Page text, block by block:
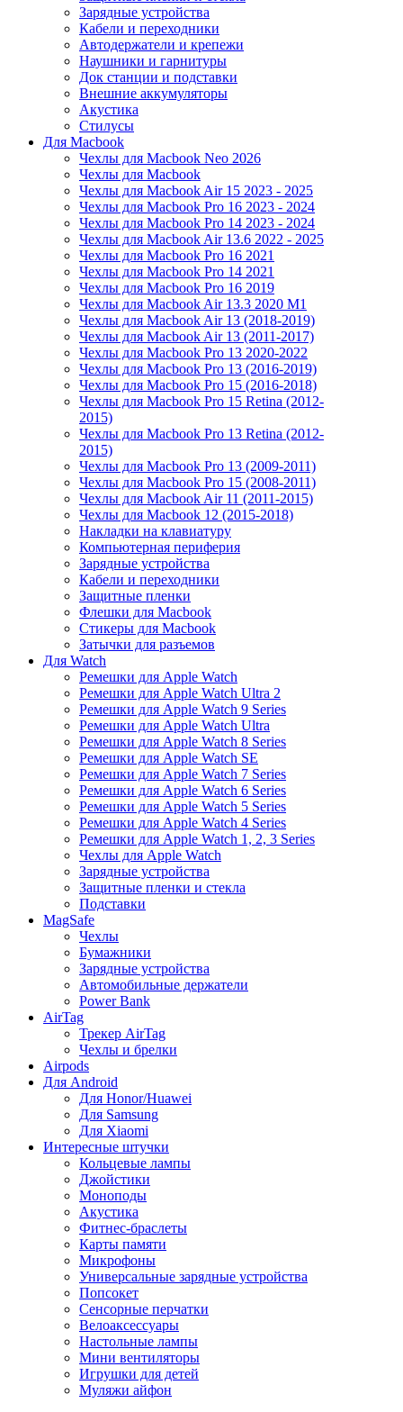
Зарядные устройства
Кабели и переходники
Автодержатели и крепежи
Наушники и гарнитуры
Док станции и подставки
Внешние аккумуляторы
Акустика
Стилусы
Для Macbook
Чехлы для Macbook Neo 2026
Чехлы для Macbook
Чехлы для Macbook Air 15 2023 - 2025
Чехлы для Macbook Pro 16 2023 - 2024
Чехлы для Macbook Pro 14 2023 - 2024
Чехлы для Macbook Air 13.6 2022 - 2025
Чехлы для Macbook Pro 16 2021
Чехлы для Macbook Pro 14 2021
Чехлы для Macbook Pro 16 2019
Чехлы для Macbook Air 13.3 2020 M1
Чехлы для Macbook Air 13 (2018-2019)
Чехлы для Macbook Air 13 (2011-2017)
Чехлы для Macbook Pro 13 2020-2022
Чехлы для Macbook Pro 13 (2016-2019)
Чехлы для Macbook Pro 15 (2016-2018)
Чехлы для Macbook Pro 15 Retina (2012-
2015)
Чехлы для Macbook Pro 13 Retina (2012-
2015)
Чехлы для Macbook Pro 13 (2009-2011)
Чехлы для Macbook Pro 15 (2008-2011)
Чехлы для Macbook Air 11 (2011-2015)
Чехлы для Macbook 12 (2015-2018)
Накладки на клавиатуру
Компьютерная периферия
Зарядные устройства
Кабели и переходники
Защитные пленки
Флешки для Macbook
Стикеры для Macbook
Затычки для разъемов
Для Watch
Ремешки для Apple Watch
Ремешки для Apple Watch Ultra 2
Ремешки для Apple Watch 9 Series
Ремешки для Apple Watch Ultra
Ремешки для Apple Watch 8 Series
Ремешки для Apple Watch SE
Ремешки для Apple Watch 7 Series
Ремешки для Apple Watch 6 Series
Ремешки для Apple Watch 5 Series
Ремешки для Apple Watch 4 Series
Ремешки для Apple Watch 1, 2, 3 Series
Чехлы для Apple Watch
Зарядные устройства
Защитные пленки и стекла
Подставки
MagSafe
Чехлы
Бумажники
Зарядные устройства
Автомобильные держатели
Power Bank
AirTag
Трекер AirTag
Чехлы и брелки
Airpods
Для Android
Для Honor/Huawei
Для Samsung
Для Xiaomi
Интересные штучки
Кольцевые лампы
Джойстики
Моноподы
Акустика
Фитнес-браслеты
Карты памяти
Микрофоны
Универсальные зарядные устройства
Попсокет
Сенсорные перчатки
Велоаксессуары
Настольные лампы
Мини вентиляторы
Игрушки для детей
Муляжи айфон